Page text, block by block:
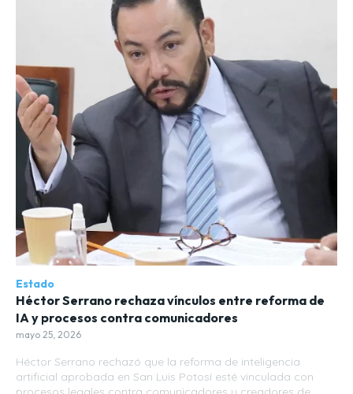
Estado
Héctor Serrano rechaza vínculos entre reforma de
IA y procesos contra comunicadores
mayo 25, 2026
Héctor Serrano rechazó que la reforma de inteligencia
artificial aprobada en San Luis Potosí esté vinculada con